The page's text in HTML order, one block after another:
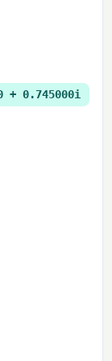
+ 0.745000i